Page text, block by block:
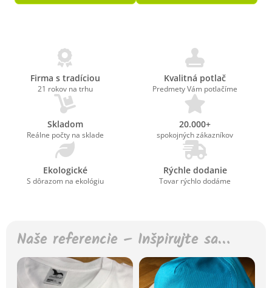
Firma s tradíciou
21 rokov na trhu
Kvalitná potlač
Predmety Vám potlačíme
Skladom
Reálne počty na sklade
20.000+
spokojných zákazníkov
Ekologické
S dôrazom na ekológiu
Rýchle dodanie
Tovar rýchlo dodáme
Naše referencie – Inšpirujte sa…